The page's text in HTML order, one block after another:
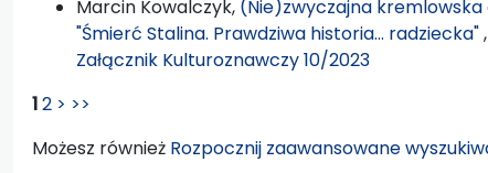
Marcin Kowalczyk, (Nie)zwyczajna kremlowska
"Śmierć Stalina. Prawdziwa historia… radziecka",
Załącznik Kulturoznawczy 10/2023
12 > >>
Możesz również Rozpocznij zaawansowane